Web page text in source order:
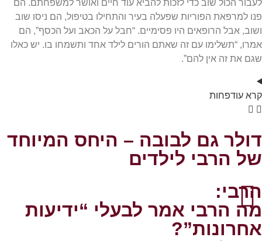
לעבור הכול שוב כדי לזכות להביא עוד חיים ואושר למשפחתם. הם
פנו למרפאת הפוריות שפעלה בעיר והתחילו בטיפול, הם ניסו שוב
ושוב, אבל הרופאים היו פסימיים. “חבל על הכאב ועל הכסף”, הם
אמרו, “תשלימו עם זה שאתם הורים לילד אחד ותשמחו בו. יש כאלו
שגם את זה אין להם”.
קרא עודפחות
דולר גם לבובה – היחס המיוחד
של הרבי לילדים
הרבי:
מה הרבי אמר לבעלי “ידיעות
אחרונות”?